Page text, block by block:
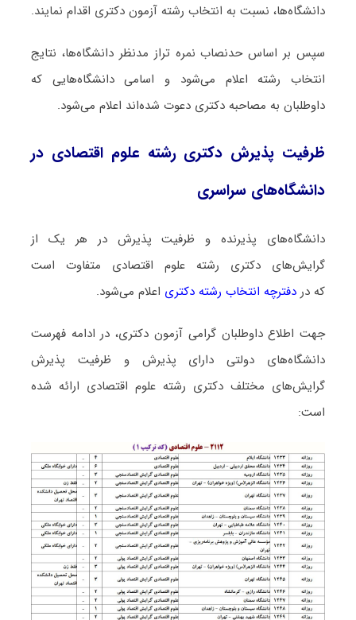
دانشگاه‌ها، نسبت به انتخاب رشته آزمون دکتری اقدام نمایند.
سپس بر اساس حدنصاب نمره تراز مدنظر دانشگاه‌ها، نتایج
انتخاب رشته اعلام می‌شود و اسامی دانشگاه‌هایی که
داوطلبان به مصاحبه دکتری دعوت شده‌اند اعلام می‌شود.
ظرفیت پذیرش دکتری رشته ﻋﻠﻮم اﻗﺘﺼﺎدی در
دانشگاه‌های سراسری
دانشگاه‌های پذیرنده و ظرفیت پذیرش در هر یک از
گرایش‌های دکتری رشته ﻋﻠﻮم اﻗﺘﺼﺎدی متفاوت است
که در دفترچه انتخاب رشته دکتری اعلام می‌شود.
جهت اطلاع داوطلبان گرامی آزمون دکتری، در ادامه فهرست
دانشگاه‌های دولتی دارای پذیرش و ظرفیت پذیرش
گرایش‌های مختلف دکتری رشته ﻋﻠﻮم اﻗﺘﺼﺎدی ارائه شده
است: